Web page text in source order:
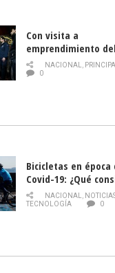
Con visita a
emprendimiento
y llamado al
historia campesina
NACIONAL,
0
Bicicletas en época
Covid-19: ¿Qué
momento de
NACIONAL,
TECNOLOGÍA
0